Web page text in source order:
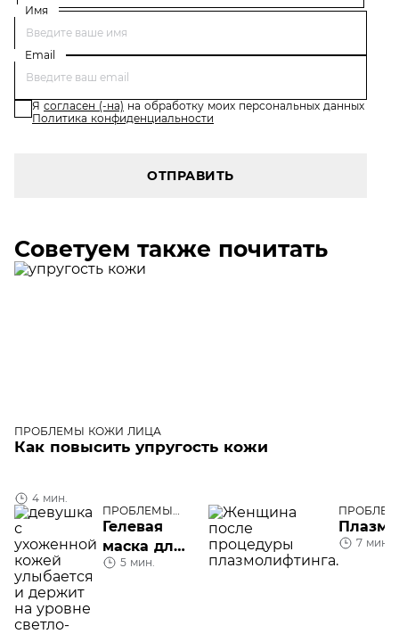
Имя
Email
Я согласен (-на) на обработку моих персональных данных
Политика конфиденциальности
ОТПРАВИТЬ
Советуем также почитать
ПРОБЛЕМЫ КОЖИ ЛИЦА
Как повысить упругость кожи
4 мин.
ПРОБЛЕМЫ
КОЖИ ЛИЦА
Гелевая
маска для
глаз5 мин.
ЛИЦА
7 мин.